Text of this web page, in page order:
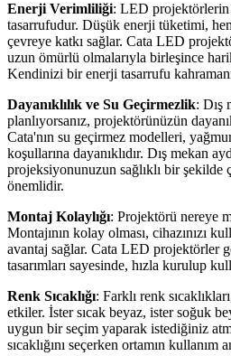
Enerji Verimliliği: LED projektörlerin
tasarrufudur. Düşük enerji tüketimi,
çevreye katkı sağlar. Cata LED
uzun ömürlü olmalarıyla birleşince
Kendinizi bir enerji tasarrufu
Dayanıklılık ve Su Geçirmezlik: Dış
planlıyorsanız, projektörünüzün
Cata'nın su geçirmez modelleri,
koşullarına dayanıklıdır. Dış mekan
projeksiyonunuzun sağlıklı bir şekilde
önemlidir.
Montaj Kolaylığı: Projektörü nereye
Montajının kolay olması, cihazınızı
avantaj sağlar. Cata LED projektörler
tasarımları sayesinde, hızla kurulup
Renk Sıcaklığı: Farklı renk
etkiler. İster sıcak beyaz, ister soğuk
uygun bir seçim yaparak istediğiniz
sıcaklığını seçerken ortamın kullanım